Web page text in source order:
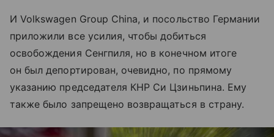
И Volkswagen Group China, и посольство Германии
приложили все усилия, чтобы добиться
освобождения Сенгпиля, но в конечном итоге
он был депортирован, очевидно, по прямому
указанию председателя КНР Си Цзиньпина. Ему
также было запрещено возвращаться в страну.